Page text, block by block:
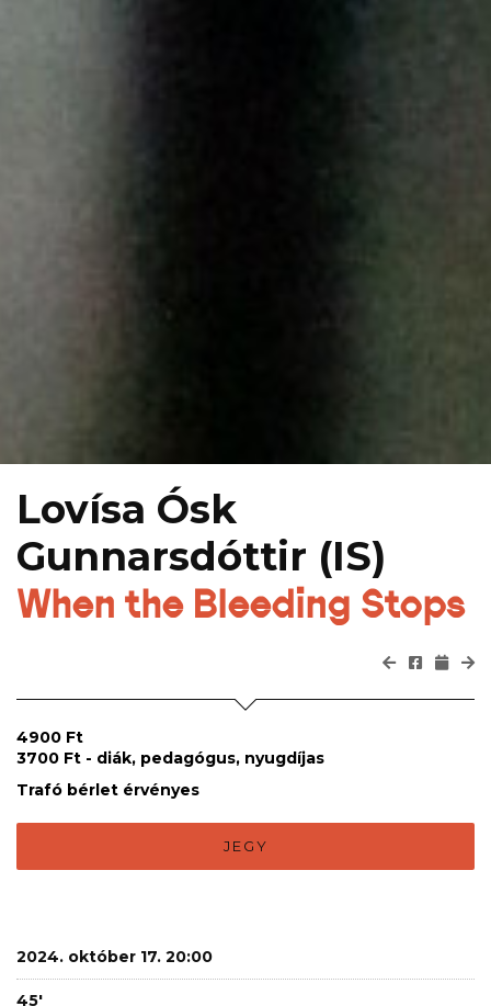
Lovísa Ósk
Gunnarsdóttir (IS)
When the Bleeding Stops
4900 Ft
3700 Ft - diák, pedagógus, nyugdíjas
Trafó bérlet érvényes
JEGY
2024. október 17. 20:00
45'